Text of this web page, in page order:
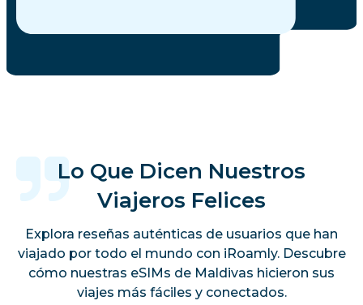
Lo Que Dicen Nuestros
Viajeros Felices
Explora reseñas auténticas de usuarios que han
viajado por todo el mundo con iRoamly. Descubre
cómo nuestras eSIMs de Maldivas hicieron sus
viajes más fáciles y conectados.